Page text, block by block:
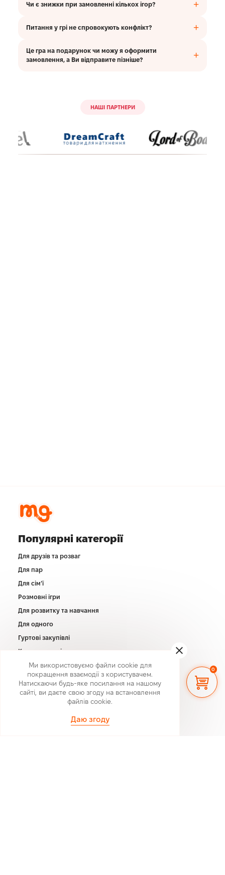
( окрім Білорусі та росії), а наш менеджер проконсультує
Чи є знижки при замовленні кількох ігор?
15% – трьох, а також 20% – від чьотирьох і більше.
Питання у грі не спровокують конфлікт?
сприяють емоційному зближенню між людьми у ході гри.
Це гра на подарунок чи можу я оформити
замовлення, а Ви відправите пізніше?
НАШІ ПАРТНЕРИ
Популярні категорії
Для друзів та розваг
Для пар
Для сім’ї
Розмовні ігри
Для розвитку та навчання
Для одного
Гуртові закупівлі
Корпоративні замовлення
Меню
Магазини
Співпраця
Доставка та оплата
0
Ми використовуємо файли cookie для
покращення взаємодії з користувачем.
Натискаючи будь-яке посилання на нашому
сайті, ви даєте свою згоду на встановлення
файлів cookie.
Даю згоду